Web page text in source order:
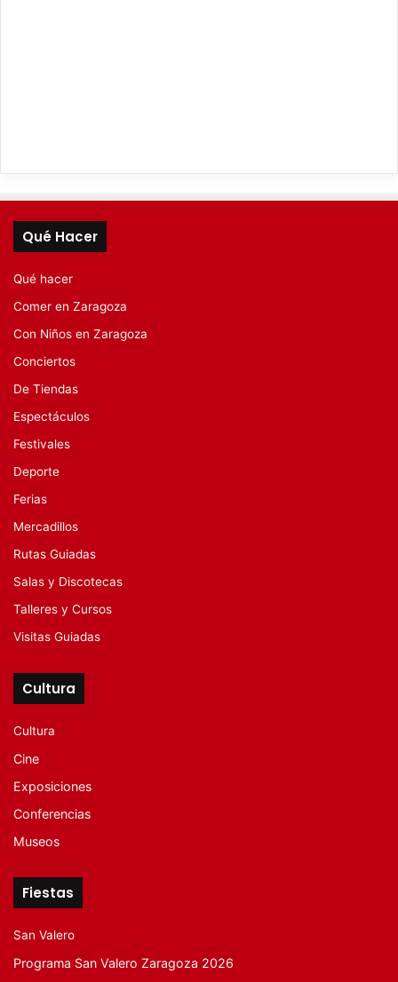
Qué Hacer
Qué hacer
Comer en Zaragoza
Con Niños en Zaragoza
Conciertos
De Tiendas
Espectáculos
Festivales
Deporte
Ferias
Mercadillos
Rutas Guiadas
Salas y Discotecas
Talleres y Cursos
Visitas Guiadas
Cultura
Cultura
Cine
Exposiciones
Conferencias
Museos
Fiestas
San Valero
Programa San Valero Zaragoza 2026